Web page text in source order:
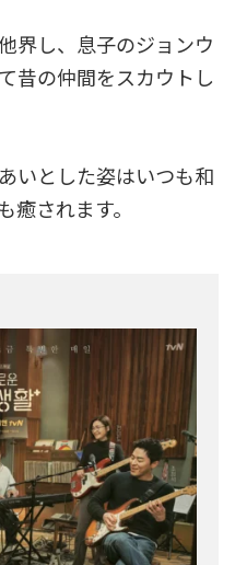
界し、息子のジョンウ
昔の仲間をスカウトし
いとした姿はいつも和
されます。